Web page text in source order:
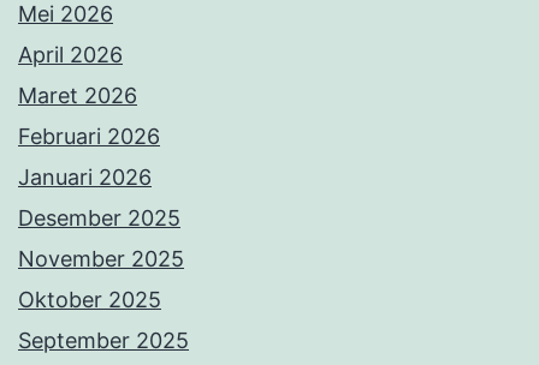
Mei 2026
April 2026
Maret 2026
Februari 2026
Januari 2026
Desember 2025
November 2025
Oktober 2025
September 2025